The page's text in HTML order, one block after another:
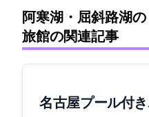
阿寒湖・屈斜路湖
旅館の関連記事
名古屋 プール付